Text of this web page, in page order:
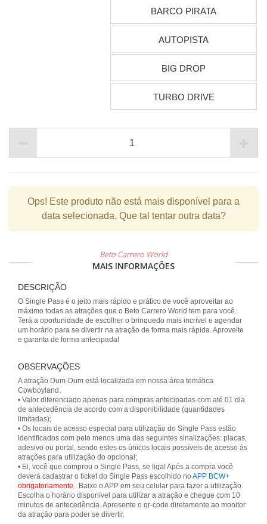
BARCO PIRATA
AUTOPISTA
BIG DROP
TURBO DRIVE
Ops! Este produto não está mais disponível para a
data selecionada. Que tal tentar outra data?
Beto Carrero World
MAIS INFORMAÇÕES
DESCRIÇÃO
O Single Pass é o jeito mais rápido e prático de você aproveitar ao
máximo todas as atrações que o Beto Carrero World tem para você.
Terá a oportunidade de escolher o brinquedo mais incrível e agendar
um horário para se divertir na atração de forma mais rápida. Aproveite
e garanta de forma antecipada!
OBSERVAÇÕES
A atração Dum-Dum está localizada em nossa área temática
Cowboyland.
• Valor diferenciado apenas para compras antecipadas com até 01 dia
de antecedência de acordo com a disponibilidade (quantidades
limitadas);
• Os locais de acesso especial para utilização do Single Pass estão
identificados com pelo menos uma das seguintes sinalizações: placas,
adesivo ou portal, sendo estes os únicos locais possíveis de acesso às
atrações para utilização do opcional;
• Ei, você que comprou o Single Pass, se liga! Após a compra você
deverá cadastrar o ticket do Single Pass escolhido no APP BCW+
obrigatoriamente . Baixe o APP em seu celular para fazer a utilização.
Escolha o horário disponível para utilizar a atração e chegue com 10
minutos de antecedência. Apresente o qr-code diretamente ao monitor
da atração para poder se divertir.